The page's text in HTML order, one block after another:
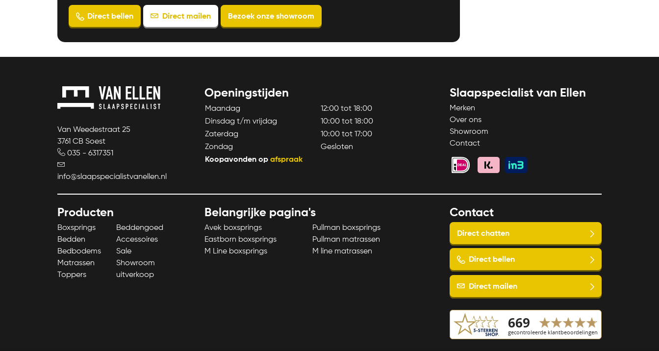
Direct bellen Direct mailen Bezoek onze showroom
Van Weedestraat 25
3761 CB Soest
035 - 6317351
info@slaapspecialistvanellen.nl
Openingstijden
Maandag
12:00 tot 18:00
Dinsdag t/m vrijdag
10:00 tot 18:00
Zaterdag
10:00 tot 17:00
Zondag
Gesloten
Koopavonden op afspraak
Slaapspecialist van Ellen
Merken
Over ons
Showroom
Contact
Producten
Boxsprings
Bedden
Bedbodems
Matrassen
Toppers
Beddengoed
Accessoires
Sale
Showroom
uitverkoop
Belangrijke pagina's
Avek boxsprings
Eastborn boxsprings
M Line boxsprings
Pullman boxsprings
Pullman matrassen
M line matrassen
Contact
Direct chatten
Direct bellen
Direct mailen